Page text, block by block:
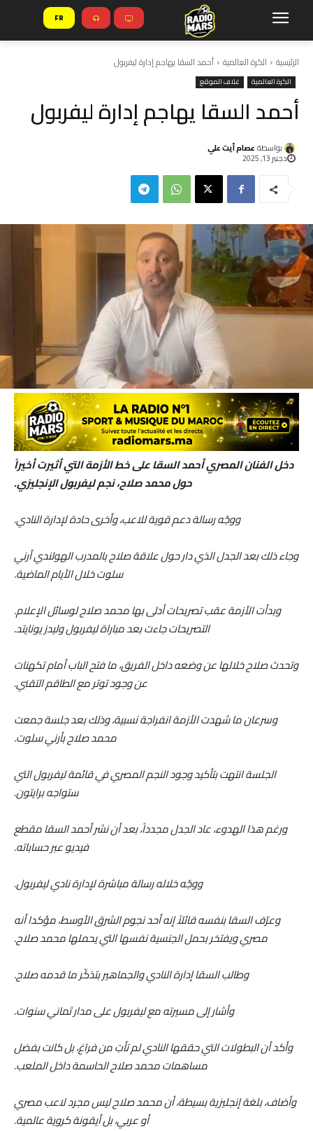
FR
الرئيسية الكرة العالمية أحمد السقا يهاجم إدارة ليفربول
الكرة العالمية غلاف الموقع
أحمد السقا يهاجم إدارة ليفربول
بواسطة عصام أيت علي
دجنبر 13, 2025
دخل الفنان المصري أحمد السقا على خط الأزمة التي أثيرت أخيراً
حول محمد صلاح، نجم ليفربول الإنجليزي.
ووجّه رسالة دعم قوية للاعب، وأخرى حادة لإدارة النادي.
وجاء ذلك بعد الجدل الذي دار حول علاقة صلاح بالمدرب الهولندي أرني
سلوت خلال الأيام الماضية.
وبدأت الأزمة عقب تصريحات أدلى بها محمد صلاح لوسائل الإعلام.
التصريحات جاءت بعد مباراة ليفربول وليدز يونايتد.
وتحدث صلاح خلالها عن وضعه داخل الفريق، ما فتح الباب أمام تكهنات
عن وجود توتر مع الطاقم التقني.
وسرعان ما شهدت الأزمة انفراجة نسبية، وذلك بعد جلسة جمعت
محمد صلاح بأرني سلوت.
الجلسة انتهت بتأكيد وجود النجم المصري في قائمة ليفربول التي
ستواجه برايتون.
ورغم هذا الهدوء، عاد الجدل مجدداً، بعد أن نشر أحمد السقا مقطع
فيديو عبر حساباته.
ووجّه خلاله رسالة مباشرة لإدارة نادي ليفربول.
وعرّف السقا بنفسه قائلاً إنه أحد نجوم الشرق الأوسط، مؤكدا أنه
مصري ويفتخر بحمل الجنسية نفسها التي يحملها محمد صلاح.
وطالب السقا إدارة النادي والجماهير بتذكّر ما قدمه صلاح.
وأشار إلى مسيرته مع ليفربول على مدار ثماني سنوات.
وأكد أن البطولات التي حققها النادي لم تأتِ من فراغ، بل كانت بفضل
مساهمات محمد صلاح الحاسمة داخل الملعب.
وأضاف، بلغة إنجليزية بسيطة، أن محمد صلاح ليس مجرد لاعب مصري
أو عربي، بل أيقونة كروية عالمية.